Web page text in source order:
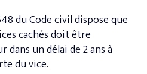
du Code civil dispose que
cachés doit être
dans un délai de 2 ans à
du vice.